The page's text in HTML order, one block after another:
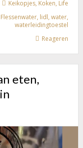
Keikopjes, Koken, Life
Flessenwater, lidl,water,
waterleidingtoestel
Reageren
eten,